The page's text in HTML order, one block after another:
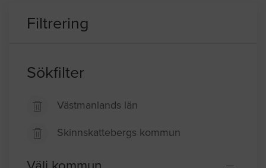
Filtrering
Sökfilter
Västmanlands län
Skinnskattebergs kommun